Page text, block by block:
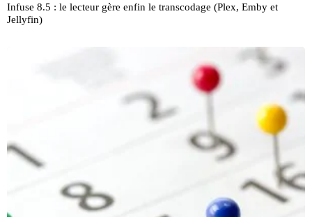
Infuse 8.5 : le lecteur gère enfin le transcodage (Plex, Emby et
Jellyfin)